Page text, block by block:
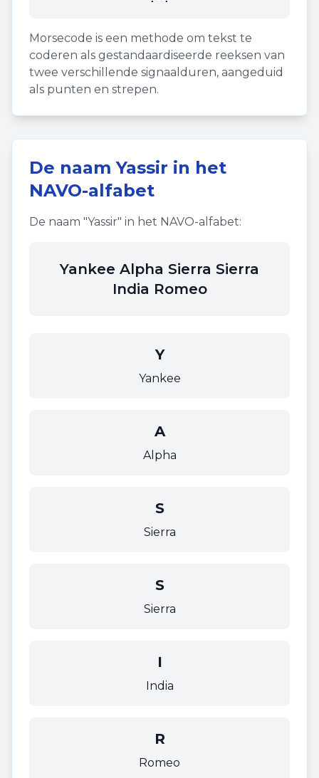
Morsecode is een methode om tekst te
coderen als gestandaardiseerde reeksen van
twee verschillende signaalduren, aangeduid
als punten en strepen.
De naamYassir in het
NAVO-alfabet
De naam "Yassir" in het NAVO-alfabet:
Yankee Alpha Sierra Sierra
India Romeo
Y
Yankee
A
Alpha
S
Sierra
S
Sierra
I
India
R
Romeo